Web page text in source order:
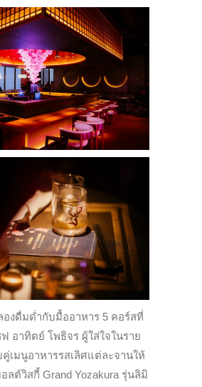
องดื่มด่ำกับมื้ออาหาร 5 คอร์สที่
ฟ อาทิตย์ โพธิจร ผู้ใส่ใจในราย
คู่เมนูอาหารรสเลิศแต่ละจานให้
ลต์วิสกี้ Grand Yozakura รุ่นลิมิ